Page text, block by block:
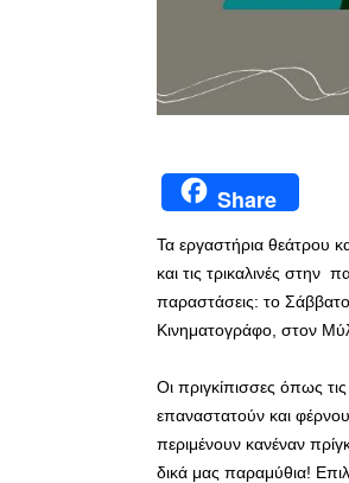
Share
Τα εργαστήρια θεάτρου
και τις τρικαλινές
παραστάσεις: το
Κινηματογράφο, στον
Οι πριγκίπισσες όπως
επαναστατούν και
περιμένουν κανέναν
δικά μας παραμύθια!